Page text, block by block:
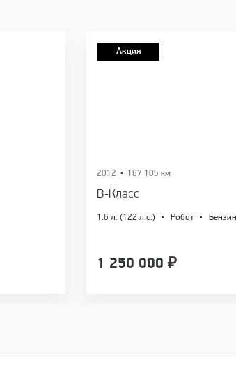
Акция
B‑Класс
2012 · 167 105 км
1.6 л. (122 л.с.) · Робот · Бензин
1 250 000₽